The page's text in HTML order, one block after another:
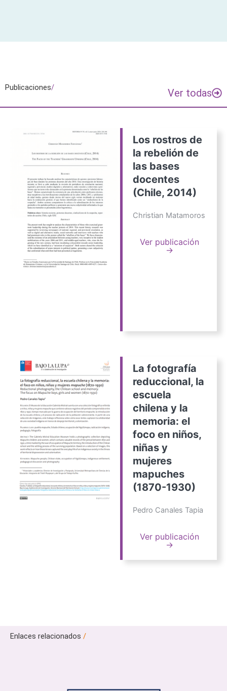
Publicaciones/ Ver todas
Los rostros de
la rebelión de
las bases
docentes
(Chile, 2014)
Christian Matamoros
Ver publicación
→
La fotografía
reduccional, la
escuela
chilena y la
memoria: el
foco en niños,
niñas y
mujeres
mapuches
(1870-1930)
Pedro Canales Tapia
Ver publicación
→
Enlaces relacionados /